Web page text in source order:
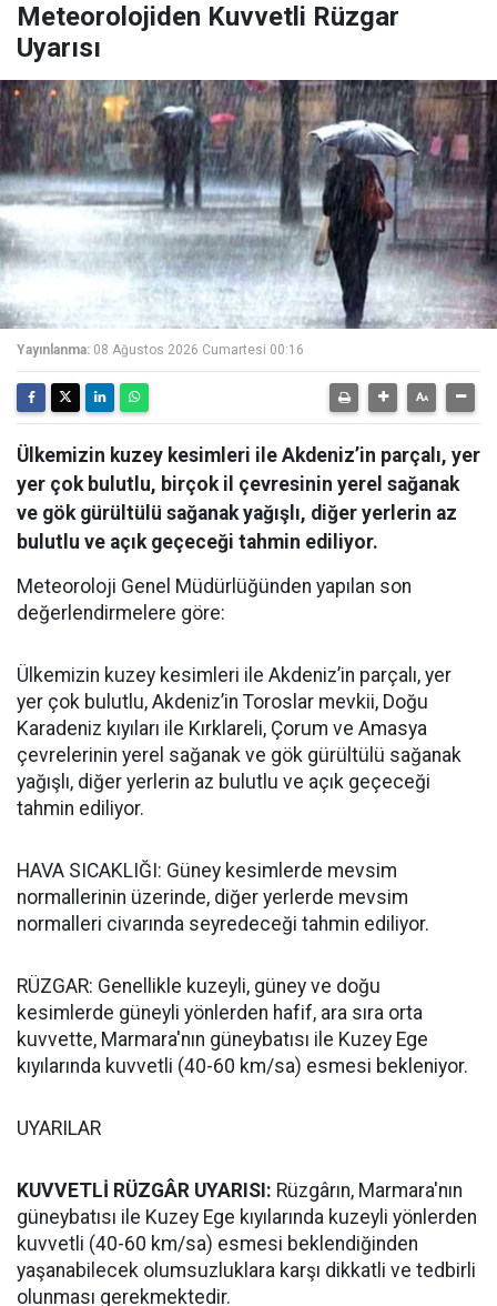
Meteorolojiden Kuvvetli Rüzgar
Uyarısı
Yayınlanma: 08 Ağustos 2026 Cumartesi 00:16
Ülkemizin kuzey kesimleri ile Akdeniz’in parçalı, yer
yer çok bulutlu, birçok il çevresinin yerel sağanak
ve gök gürültülü sağanak yağışlı, diğer yerlerin az
bulutlu ve açık geçeceği tahmin ediliyor.
Meteoroloji Genel Müdürlüğünden yapılan son
değerlendirmelere göre:
Ülkemizin kuzey kesimleri ile Akdeniz’in parçalı, yer
yer çok bulutlu, Akdeniz’in Toroslar mevkii, Doğu
Karadeniz kıyıları ile Kırklareli, Çorum ve Amasya
çevrelerinin yerel sağanak ve gök gürültülü sağanak
yağışlı, diğer yerlerin az bulutlu ve açık geçeceği
tahmin ediliyor.
HAVA SICAKLIĞI: Güney kesimlerde mevsim
normallerinin üzerinde, diğer yerlerde mevsim
normalleri civarında seyredeceği tahmin ediliyor.
RÜZGAR: Genellikle kuzeyli, güney ve doğu
kesimlerde güneyli yönlerden hafif, ara sıra orta
kuvvette, Marmara'nın güneybatısı ile Kuzey Ege
kıyılarında kuvvetli (40-60 km/sa) esmesi bekleniyor.
UYARILAR
KUVVETLİ RÜZGÂR UYARISI: Rüzgârın, Marmara'nın
güneybatısı ile Kuzey Ege kıyılarında kuzeyli yönlerden
kuvvetli (40-60 km/sa) esmesi beklendiğinden
yaşanabilecek olumsuzluklara karşı dikkatli ve tedbirli
olunması gerekmektedir.